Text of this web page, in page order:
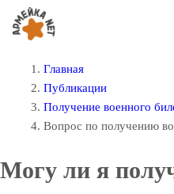
Главная
Публикации
Получение военного
Вопрос по получению
Могу ли я